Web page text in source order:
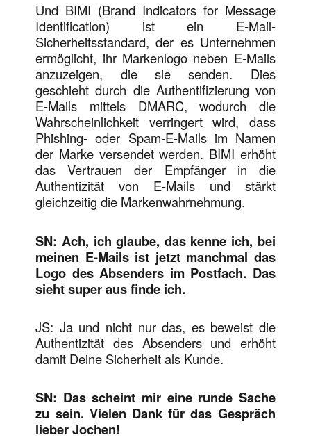
Und BIMI (Brand Indicators for Message
Identification) ist ein E-Mail-
Sicherheitsstandard, der es Unternehmen
ermöglicht, ihr Markenlogo neben E-Mails
anzuzeigen, die sie senden. Dies
geschieht durch die Authentifizierung von
E-Mails mittels DMARC, wodurch die
Wahrscheinlichkeit verringert wird, dass
Phishing- oder Spam-E-Mails im Namen
der Marke versendet werden. BIMI erhöht
das Vertrauen der Empfänger in die
Authentizität von E-Mails und stärkt
gleichzeitig die Markenwahrnehmung.
SN: Ach, ich glaube, das kenne ich, bei
meinen E-Mails ist jetzt manchmal das
Logo des Absenders im Postfach. Das
sieht super aus finde ich.
JS: Ja und nicht nur das, es beweist die
Authentizität des Absenders und erhöht
damit Deine Sicherheit als Kunde.
SN: Das scheint mir eine runde Sache
zu sein. Vielen Dank für das Gespräch
lieber Jochen!